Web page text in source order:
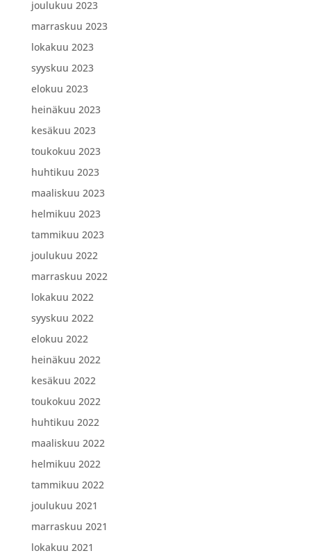
joulukuu 2023
marraskuu 2023
lokakuu 2023
syyskuu 2023
elokuu 2023
heinäkuu 2023
kesäkuu 2023
toukokuu 2023
huhtikuu 2023
maaliskuu 2023
helmikuu 2023
tammikuu 2023
joulukuu 2022
marraskuu 2022
lokakuu 2022
syyskuu 2022
elokuu 2022
heinäkuu 2022
kesäkuu 2022
toukokuu 2022
huhtikuu 2022
maaliskuu 2022
helmikuu 2022
tammikuu 2022
joulukuu 2021
marraskuu 2021
lokakuu 2021